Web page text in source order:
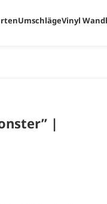
UmschlägeVinyl
|